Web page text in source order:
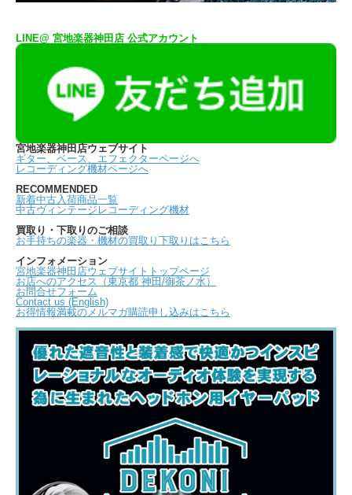
LINE@ 宮地楽器神田店 公式アカウント
宮地楽器神田店ウェブサイト
ギター、ベース、エフェクターページへ
レコーディング機材ページへ
RECOMMENDED
新着中古入荷商品一覧
中古ヴィンテージレコーディング機材
買取り・下取りのご相談
お手持ちの楽器・機材の買取り下取りはこちら
インフォメーション
宮地楽器神田店ウェブサイトトップページ
お店へのアクセス（東京都 神田/御茶ノ水）
お問合せフォーム
Contact us (English)
お得情報満載のメルマガ購読申し込みはこちら